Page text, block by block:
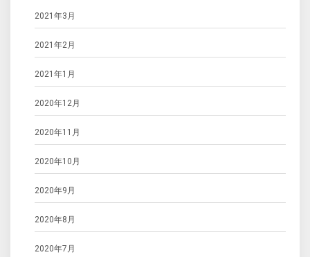
2021年3月
2021年2月
2021年1月
2020年12月
2020年11月
2020年10月
2020年9月
2020年8月
2020年7月